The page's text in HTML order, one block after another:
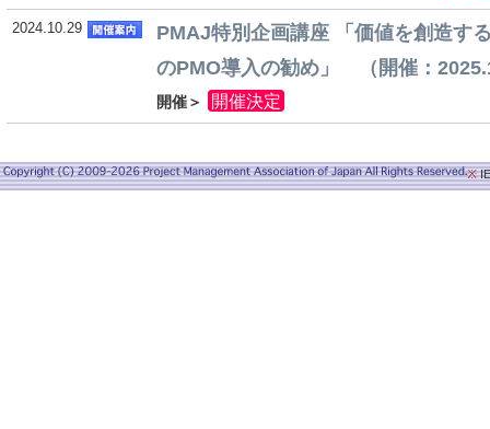
2024.10.29
PMAJ特別企画講座 「価値を創造す
のPMO導入の勧め」 （開催：
開催＞ 開催決定
※